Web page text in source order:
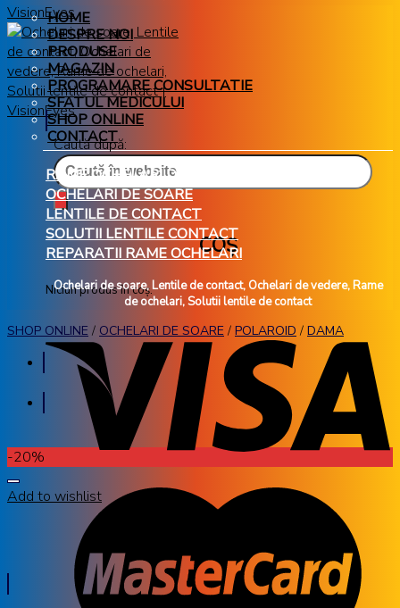
Caută după:
COȘ
Niciun produs în coș.
HOME
DESPRE NOI
PRODUSE
MAGAZIN
PROGRAMARE CONSULTATIE
SFATUL MEDICULUI
SHOP ONLINE
CONTACT
RAME OCHELARI DE VEDERE
OCHELARI DE SOARE
LENTILE DE CONTACT
SOLUTII LENTILE CONTACT
REPARATII RAME OCHELARI
Ochelari de soare, Lentile de contact, Ochelari de vedere, Rame
de ochelari, Solutii lentile de contact
SHOP ONLINE / OCHELARI DE SOARE / POLAROID / DAMA
-20%
Add to wishlist